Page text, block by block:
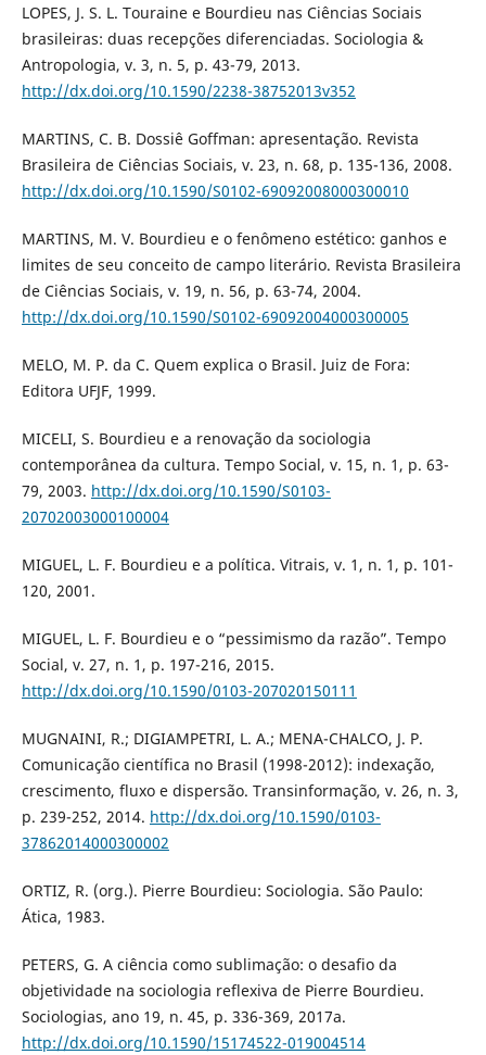
LOPES, J. S. L. Touraine e Bourdieu nas Ciências Sociais
brasileiras: duas recepções diferenciadas. Sociologia &
Antropologia, v. 3, n. 5, p. 43-79, 2013.
http://dx.doi.org/10.1590/2238-38752013v352
MARTINS, C. B. Dossiê Goffman: apresentação. Revista
Brasileira de Ciências Sociais, v. 23, n. 68, p. 135-136, 2008.
http://dx.doi.org/10.1590/S0102-69092008000300010
MARTINS, M. V. Bourdieu e o fenômeno estético: ganhos e
limites de seu conceito de campo literário. Revista Brasileira
de Ciências Sociais, v. 19, n. 56, p. 63-74, 2004.
http://dx.doi.org/10.1590/S0102-69092004000300005
MELO, M. P. da C. Quem explica o Brasil. Juiz de Fora:
Editora UFJF, 1999.
MICELI, S. Bourdieu e a renovação da sociologia
contemporânea da cultura. Tempo Social, v. 15, n. 1, p. 63-
79, 2003. http://dx.doi.org/10.1590/S0103-
20702003000100004
MIGUEL, L. F. Bourdieu e a política. Vitrais, v. 1, n. 1, p. 101-
120, 2001.
MIGUEL, L. F. Bourdieu e o “pessimismo da razão”. Tempo
Social, v. 27, n. 1, p. 197-216, 2015.
http://dx.doi.org/10.1590/0103-207020150111
MUGNAINI, R.; DIGIAMPETRI, L. A.; MENA-CHALCO, J. P.
Comunicação científica no Brasil (1998-2012): indexação,
crescimento, fluxo e dispersão. Transinformação, v. 26, n. 3,
p. 239-252, 2014. http://dx.doi.org/10.1590/0103-
37862014000300002
ORTIZ, R. (org.). Pierre Bourdieu: Sociologia. São Paulo:
Ática, 1983.
PETERS, G. A ciência como sublimação: o desafio da
objetividade na sociologia reflexiva de Pierre Bourdieu.
Sociologias, ano 19, n. 45, p. 336-369, 2017a.
http://dx.doi.org/10.1590/15174522-019004514